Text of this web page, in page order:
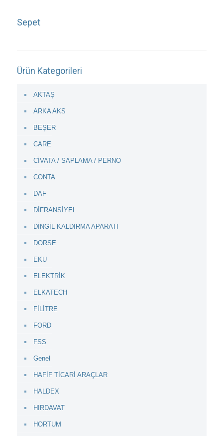
Sepet
Ürün Kategorileri
AKTAŞ
ARKA AKS
BEŞER
CARE
CİVATA / SAPLAMA / PERNO
CONTA
DAF
DİFRANSİYEL
DİNGİL KALDIRMA APARATI
DORSE
EKU
ELEKTRİK
ELKATECH
FİLİTRE
FORD
FSS
Genel
HAFİF TİCARİ ARAÇLAR
HALDEX
HIRDAVAT
HORTUM